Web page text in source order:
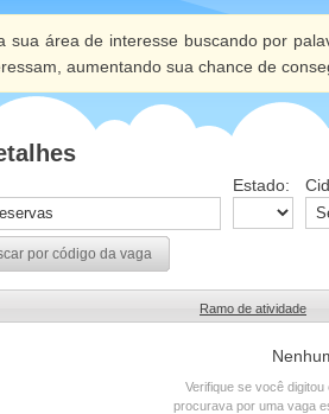
sua área de interesse buscando por
aumentando sua chance de
Estado:
por código da vaga
Ramo de atividade
Verifique se você
procurava por uma vaga